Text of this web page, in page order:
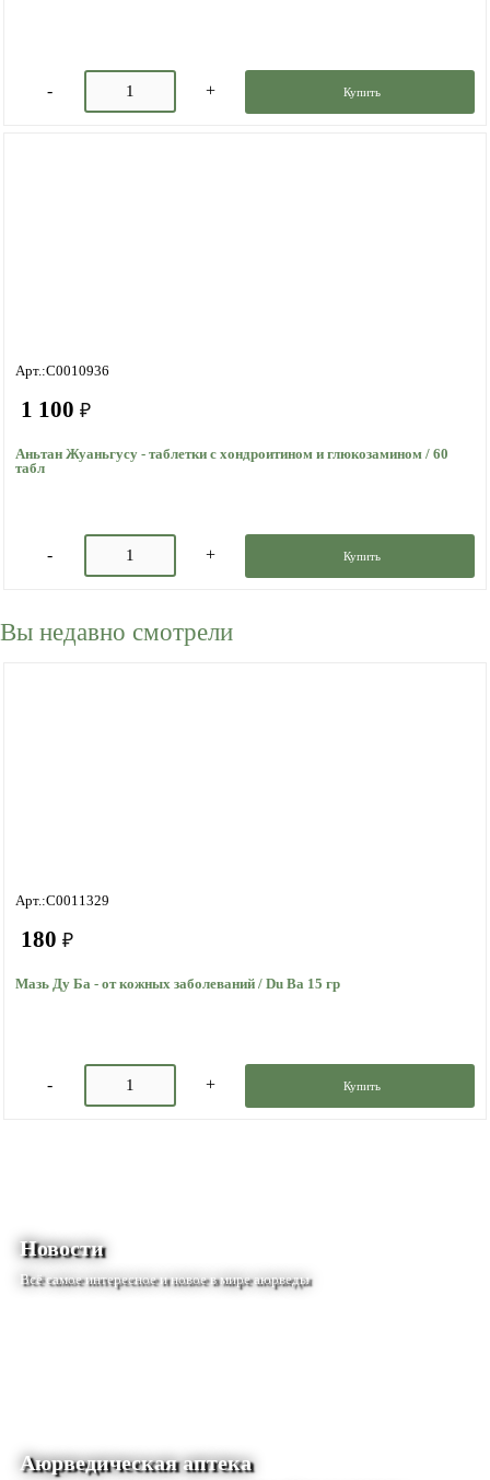
Купить
Арт.:C0010936
1 100 ₽
Аньтан Жуаньгусу - таблетки с хондроитином и глюкозамином / 60
табл
Купить
Вы недавно смотрели
Арт.:C0011329
180 ₽
Мазь Ду Ба - от кожных заболеваний / Du Ba 15 гр
Купить
Новости
Всё самое интересное и новое в мире аюрведы
Аюрведическая аптека